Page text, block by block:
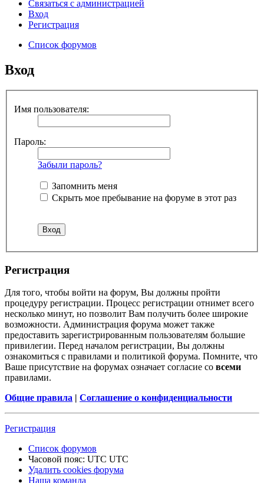
Связаться с администрацией
Вход
Регистрация
Список форумов
Вход
Имя пользователя:
Пароль:
Забыли пароль?
Запомнить меня
Скрыть мое пребывание на форуме в этот раз
Регистрация
Для того, чтобы войти на форум, Вы должны пройти
процедуру регистрации. Процесс регистрации отнимет всего
несколько минут, но позволит Вам получить более широкие
возможности. Администрация форума может также
предоставить зарегистрированным пользователям большие
привилегии. Перед началом регистрации, Вы должны
ознакомиться с правилами и политикой форума. Помните, что
Ваше присутствие на форумах означает согласие со всеми
правилами.
Общие правила | Соглашение о конфиденциальности
Регистрация
Список форумов
Часовой пояс: UTC UTC
Удалить cookies форума
Наша команда